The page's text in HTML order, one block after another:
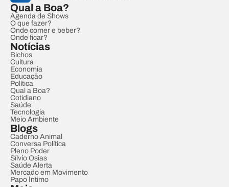
Qual a Boa?
Agenda de Shows
O que fazer?
Onde comer e beber?
Onde ficar?
Notícias
Bichos
Cultura
Economia
Educação
Política
Qual a Boa?
Cotidiano
Saúde
Tecnologia
Meio Ambiente
Blogs
Caderno Animal
Conversa Política
Pleno Poder
Sílvio Osias
Saúde Alerta
Mercado em Movimento
Papo Íntimo